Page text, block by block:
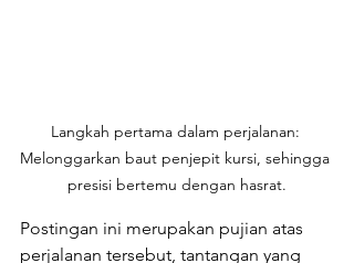
Langkah pertama dalam perjalanan:
Melonggarkan baut penjepit kursi, sehingga
presisi bertemu dengan hasrat.
Postingan ini merupakan pujian atas
perjalanan tersebut, tantangan yang